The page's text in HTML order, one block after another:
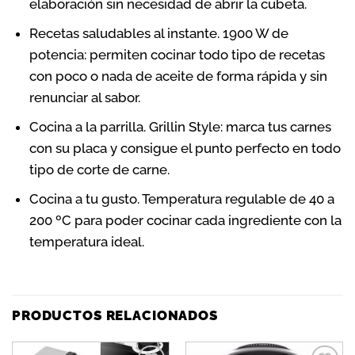
elaboración sin necesidad de abrir la cubeta.
Recetas saludables al instante. 1900 W de
potencia: permiten cocinar todo tipo de recetas
con poco o nada de aceite de forma rápida y sin
renunciar al sabor.
Cocina a la parrilla. Grillin Style: marca tus carnes
con su placa y consigue el punto perfecto en todo
tipo de corte de carne.
Cocina a tu gusto. Temperatura regulable de 40 a
200 ºC para poder cocinar cada ingrediente con la
temperatura ideal.
PRODUCTOS RELACIONADOS